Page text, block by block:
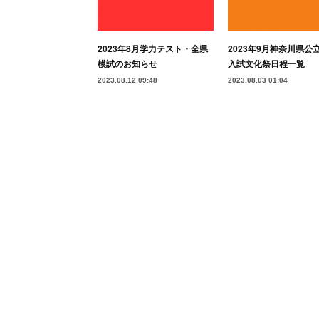
2023年8月学力テスト・全県
模試のお知らせ
2023.08.12 09:48
2023年9月神奈川県公
入試文化祭日程一覧
2023.08.03 01:04